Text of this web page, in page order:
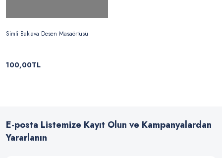
Simli Baklava Desen Masaörtüsü
100,00TL
E-posta Listemize Kayıt Olun ve Kampanyalardan
Yararlanın